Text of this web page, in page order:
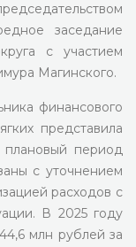
заседание
с участием
Магинского.
финансового
представила
период
с уточнением
расходов с
В 2025 году
млн рублей за